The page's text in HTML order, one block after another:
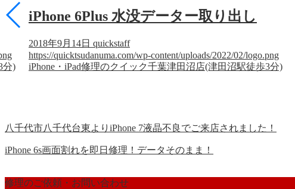
分)
iPhone 6Plus 水没データー取り出し
2018年9月14日 quickstaff
https://quicktsudanuma.com/wp-content/uploads/2022/02/logo.png
iPhone・iPad修理のクイック千葉津田沼店(津田沼駅徒歩3分)
八千代市八千代台東よりiPhone 7液晶不良でご来店されました！
iPhone 6s画面割れを即日修理！データそのまま！
修理のご依頼・お問い合わせ